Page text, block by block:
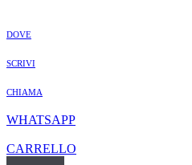
DOVE
SCRIVI
CHIAMA
WHATSAPP
CARRELLO